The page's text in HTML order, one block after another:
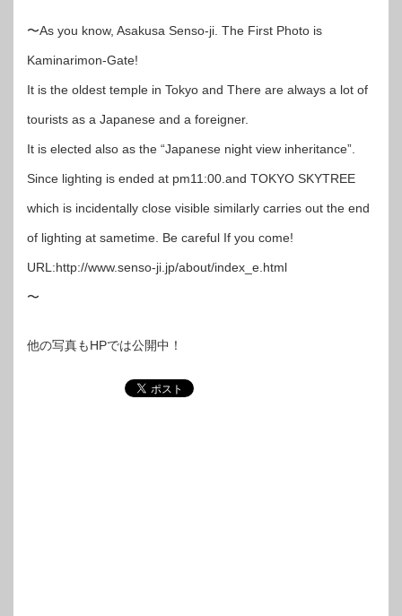
〜As you know, Asakusa Senso-ji. The First Photo is
Kaminarimon-Gate!
It is the oldest temple in Tokyo and There are always a lot of
tourists as a Japanese and a foreigner.
It is elected also as the “Japanese night view inheritance”.
Since lighting is ended at pm11:00.and TOKYO SKYTREE
which is incidentally close visible similarly carries out the end
of lighting at sametime. Be careful If you come!
URL:http://www.senso-ji.jp/about/index_e.html
〜
他の写真もHPでは公開中！